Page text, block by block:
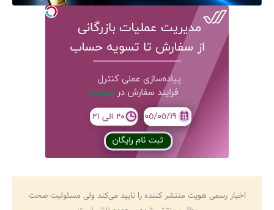
اخبار رسمی هویت منتشر کننده را تایید می‌کند ولی مسئولیت صحت